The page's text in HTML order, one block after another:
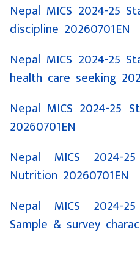
Nepal MICS 2024-25
discipline 20260701EN
Nepal MICS 2024-25
health care seeking
Nepal MICS 2024-25
20260701EN
Nepal MICS 2024-
Nutrition 20260701EN
Nepal MICS 2024-
Sample & survey